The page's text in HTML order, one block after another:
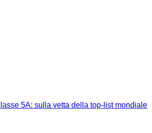
5A: sulla vetta della top-list mondiale